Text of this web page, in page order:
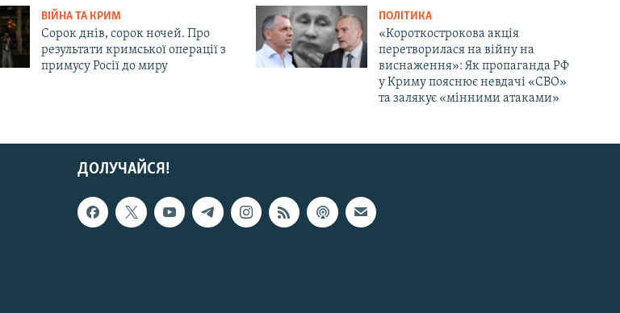
ВІЙНА ТА КРИМ
Сорок днів, сорок ночей. Про
результати кримської операції з
примусу Росії до миру
ПОЛІТИКА
«Короткострокова акція
перетворилася на війну на
виснаження»: Як пропаганда РФ
у Криму пояснює невдачі «СВО»
та залякує «мінними атаками»
ДОЛУЧАЙСЯ!